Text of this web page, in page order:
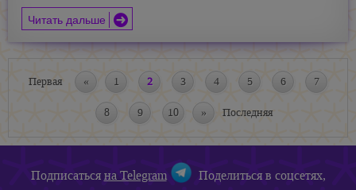
Читать дальше
Первая « 1 2 3 4 5 6 7
8 9 10 » Последняя
Подписатьсяна Telegram
Поделиться в соцсетях,